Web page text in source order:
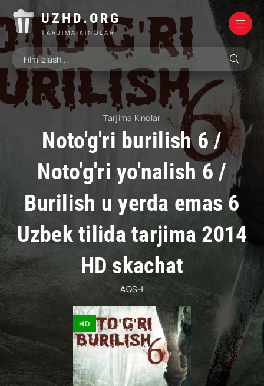
UZHD.ORG
TARJIMA KINOLAR
Tarjima Kinolar
Noto'g'ri burilish 6 /
Noto'g'ri yo'nalish 6 /
Burilish u yerda emas 6
Uzbek tilida tarjima 2014
HD skachat
AQSH
HD